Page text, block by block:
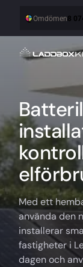
Med ett
använda den
installerar
fastigheter i
dagen och